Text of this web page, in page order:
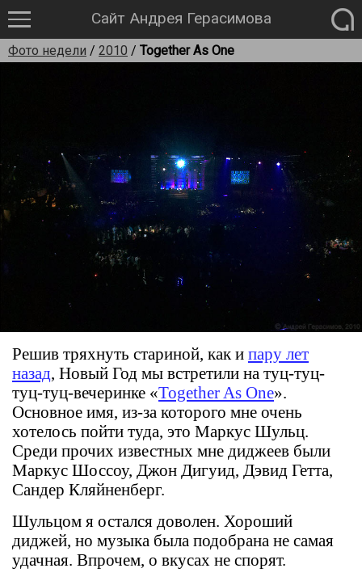
Сайт Андрея Герасимова
Фото недели / 2010 / Together As One
Решив тряхнуть стариной, как и пару лет
назад, Новый Год мы встретили на туц-туц-
туц-туц-вечеринке «Together As One».
Основное имя, из-за которого мне очень
хотелось пойти туда, это Маркус Шульц.
Среди прочих известных мне диджеев были
Маркус Шоссоу, Джон Дигуид, Дэвид Гетта,
Сандер Кляйненберг.
Шульцом я остался доволен. Хороший
диджей, но музыка была подобрана не самая
удачная. Впрочем, о вкусах не спорят.